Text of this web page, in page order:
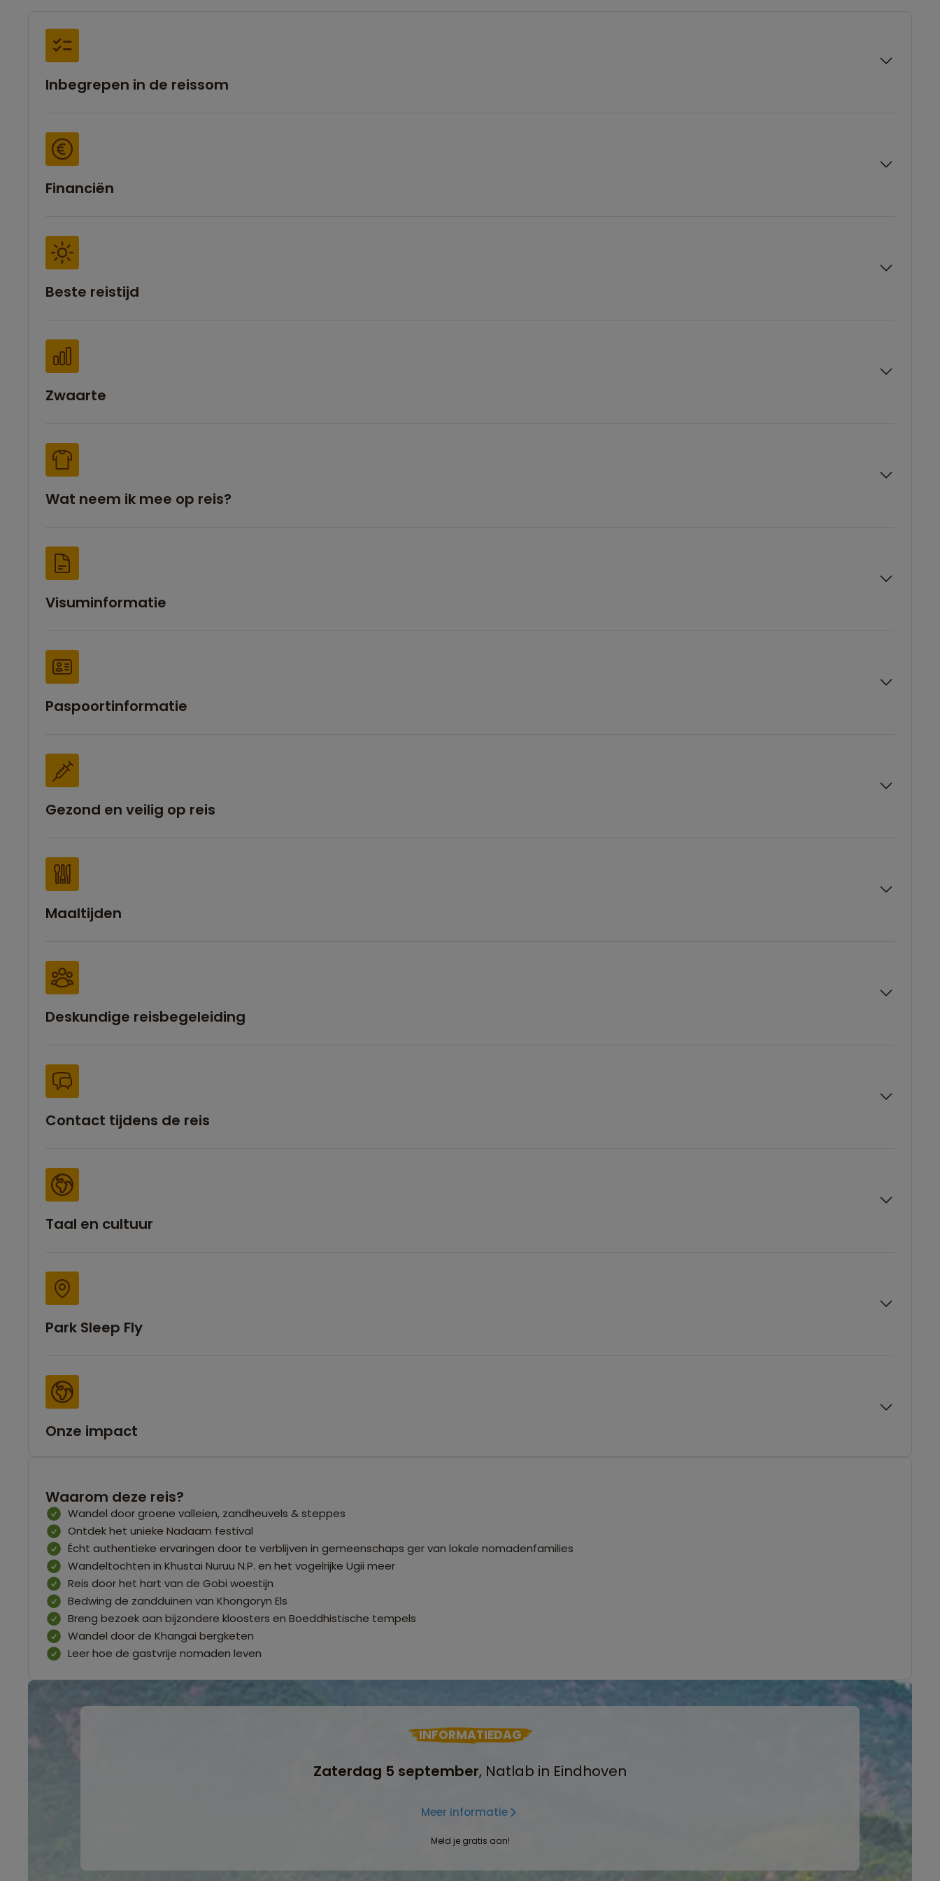
Inbegrepen in de reissom
Financiën
Beste reistijd
Zwaarte
Wat neem ik mee op reis?
Visuminformatie
Paspoortinformatie
Gezond en veilig op reis
Maaltijden
Deskundige reisbegeleiding
Contact tijdens de reis
Taal en cultuur
Park Sleep Fly
Onze impact
Waarom deze reis?
Wandel door groene valleien, zandheuvels & steppes
Ontdek het unieke Nadaam festival
Écht authentieke ervaringen door te verblijven in gemeenschaps ger van lokale nomadenfamilies
Wandeltochten in Khustai Nuruu N.P. en het vogelrijke Ugii meer
Reis door het hart van de Gobi woestijn
Bedwing de zandduinen van Khongoryn Els
Breng bezoek aan bijzondere kloosters en Boeddhistische tempels
Wandel door de Khangai bergketen
Leer hoe de gastvrije nomaden leven
INFORMATIEDAG
Zaterdag 5 september, Natlab in Eindhoven
Meer informatie
Meld je gratis aan!